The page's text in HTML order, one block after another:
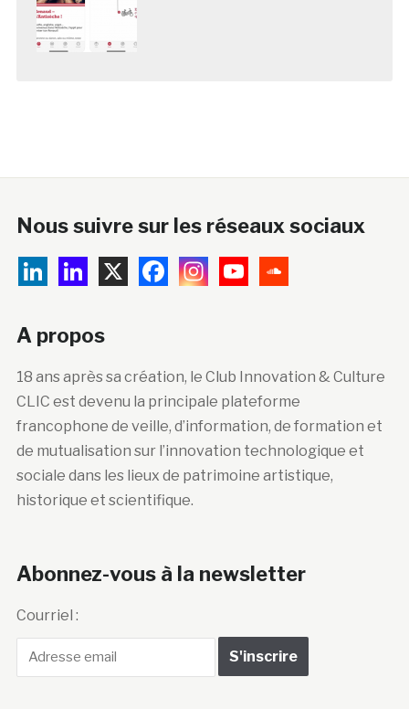
Nous suivre sur les réseaux sociaux
A propos
18 ans après sa création, le Club Innovation & Culture
CLIC est devenu la principale plateforme
francophone de veille, d’information, de formation et
de mutualisation sur l’innovation technologique et
sociale dans les lieux de patrimoine artistique,
historique et scientifique.
Abonnez-vous à la newsletter
Courriel :